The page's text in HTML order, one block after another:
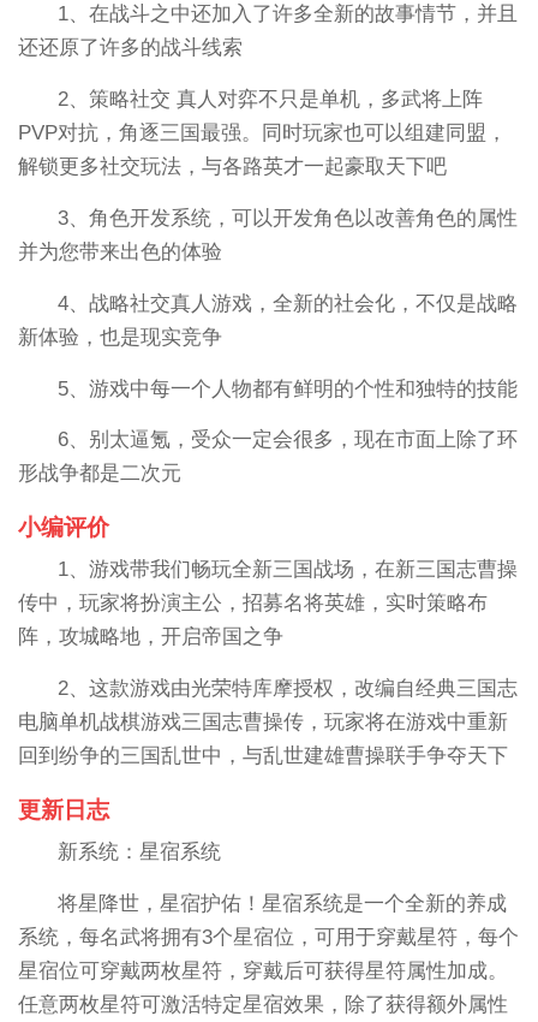
1、在战斗之中还加入了许多全新的故事情节，并且
还还原了许多的战斗线索
2、策略社交 真人对弈不只是单机，多武将上阵
PVP对抗，角逐三国最强。同时玩家也可以组建同盟，
解锁更多社交玩法，与各路英才一起豪取天下吧
3、角色开发系统，可以开发角色以改善角色的属性
并为您带来出色的体验
4、战略社交真人游戏，全新的社会化，不仅是战略
新体验，也是现实竞争
5、游戏中每一个人物都有鲜明的个性和独特的技能
6、别太逼氪，受众一定会很多，现在市面上除了环
形战争都是二次元
小编评价
1、游戏带我们畅玩全新三国战场，在新三国志曹操
传中，玩家将扮演主公，招募名将英雄，实时策略布
阵，攻城略地，开启帝国之争
2、这款游戏由光荣特库摩授权，改编自经典三国志
电脑单机战棋游戏三国志曹操传，玩家将在游戏中重新
回到纷争的三国乱世中，与乱世建雄曹操联手争夺天下
更新日志
新系统：星宿系统
将星降世，星宿护佑！星宿系统是一个全新的养成
系统，每名武将拥有3个星宿位，可用于穿戴星符，每个
星宿位可穿戴两枚星符，穿戴后可获得星符属性加成。
任意两枚星符可激活特定星宿效果，除了获得额外属性